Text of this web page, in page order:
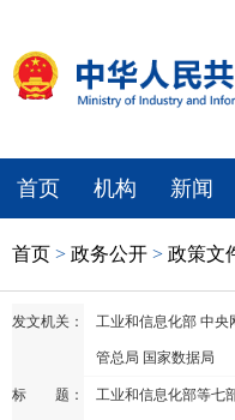
首页 机构 新闻
首页 > 政务公开 > 政策文
发文机关： 工业和信息化部 中
管总局 国家数据局
标 题： 工业和信息化部等七